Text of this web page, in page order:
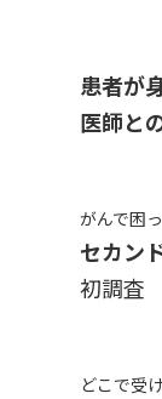
患者が
医師と
がんで困
セカン
初調査
どこで受